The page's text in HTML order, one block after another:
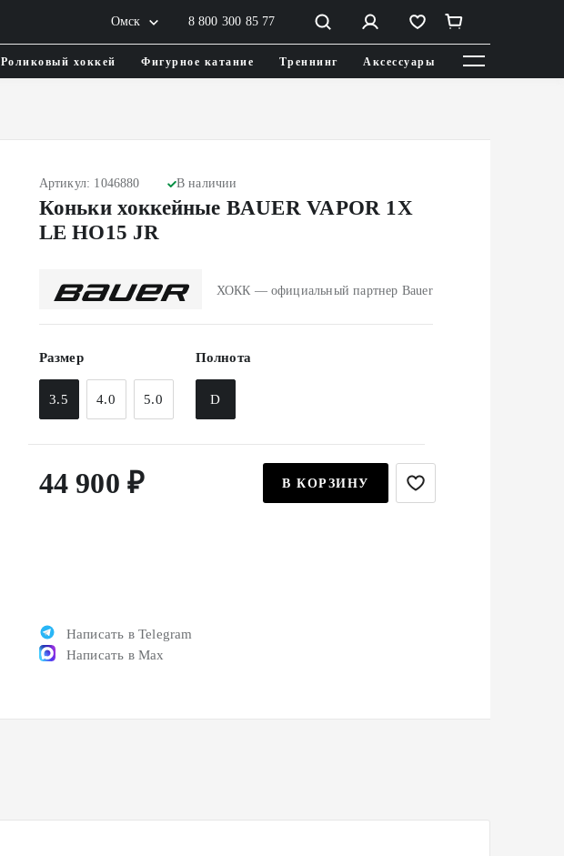
Омск 8 800 300 85 77
Роликовый хоккей Фигурное катание Треннинг Аксессуары
Артикул: 1046880 В наличии
Коньки хоккейные BAUER VAPOR 1X
LE HO15 JR
ХОКК — официальный партнер Bauer
Размер
3.5 4.0 5.0
Полнота
D
44 900 ₽ В КОРЗИНУ
Написать в Telegram
Написать в Max